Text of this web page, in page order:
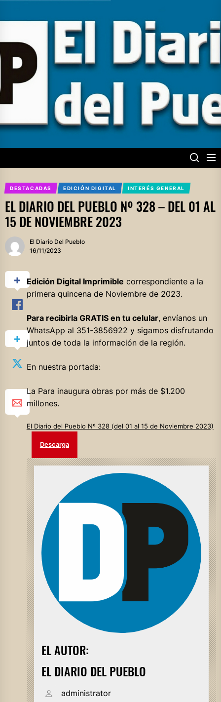
content
EL DIARIO DEL
PUEBLO
DESTACADAS EDICIÓN DIGITAL INTERÉS GENERAL
EL DIARIO DEL PUEBLO Nº 328 – DEL 01 AL
15 DE NOVIEMBRE 2023
El Diario Del Pueblo
16/11/2023
Edición Digital Imprimible correspondiente a la
primera quincena de Noviembre de 2023.
Para recibirla GRATIS en tu celular, envíanos un
WhatsApp al 351-3856922 y sigamos disfrutando
juntos de toda la información de la región.
En nuestra portada:
La Para inaugura obras por más de $1.200
millones.
El Diario del Pueblo Nº 328 (del 01 al 15 de Noviembre 2023)
Descarga
EL AUTOR:
EL DIARIO DEL PUEBLO
administrator